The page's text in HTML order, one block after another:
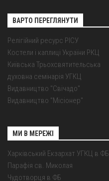
ВАРТО ПЕРЕГЛЯНУТИ
Релігійний ресурс РІСУ
Костели і каплиці України РКЦ
Київська Трьохсвятительська
духовна семінарія УГКЦ
Видавництво "Свічадо"
Видавництво "Місіонер"
МИ В МЕРЕЖІ
Харківський Екзархат УГКЦ в ФБ
Парафія св. Миколая
Чудотворця в ФБ